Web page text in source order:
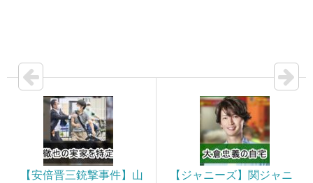
【安倍晋三銃撃事件】山
【ジャニーズ】関ジャニ